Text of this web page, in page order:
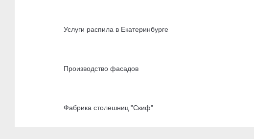
Услуги распила в Екатеринбурге
Производство фасадов
Фабрика столешниц "Скиф"